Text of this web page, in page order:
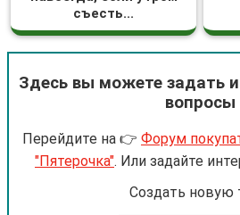
съесть...
Здесь вы можете задать
вопросы
Перейдите на 👉 Форум
"Пятерочка". Или задайте
Cоздать новую